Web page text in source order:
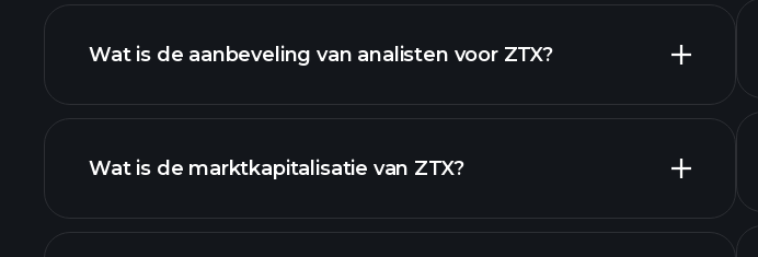
ZTX grafiek.
Wat is de aanbeveling van analisten voor ZTX?
Wat is de marktkapitalisatie van ZTX?